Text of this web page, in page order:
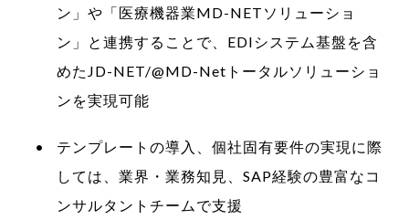
ン」や「医療機器業MD-NETソリューショ
ン」と連携することで、EDIシステム基盤を含
めたJD-NET/@MD-Netトータルソリューショ
ンを実現可能
テンプレートの導入、個社固有要件の実現に際
しては、業界・業務知見、SAP経験の豊富なコ
ンサルタントチームで支援